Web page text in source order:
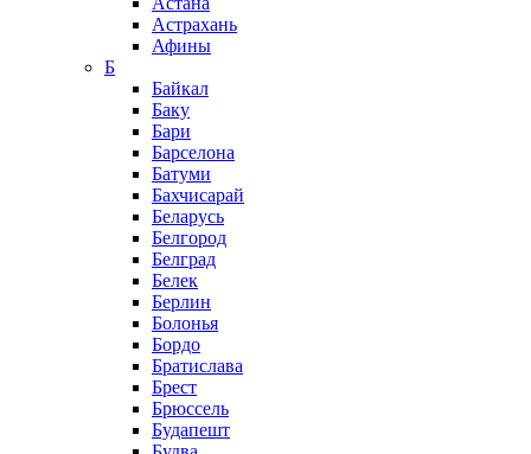
Астрахань
Афины
Б
Байкал
Баку
Бари
Барселона
Батуми
Бахчисарай
Беларусь
Белгород
Белград
Белек
Берлин
Болонья
Бордо
Братислава
Брест
Брюссель
Будапешт